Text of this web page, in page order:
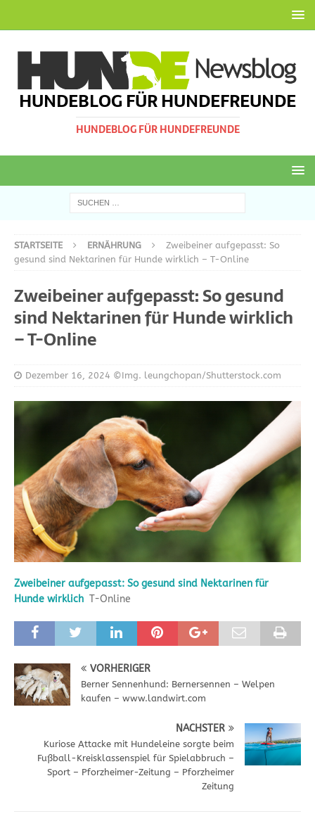
HUNDEBLOG FÜR HUNDEFREUNDE
HUNDEBLOG FÜR HUNDEFREUNDE
STARTSEITE ERNÄHRUNG
Zweibeiner aufgepasst: So
gesund sind Nektarinen für Hunde wirklich – T-Online
Zweibeiner aufgepasst: So gesund
sind Nektarinen für Hunde wirklich
– T-Online
Dezember 16, 2024 ©Img. leungchopan/Shutterstock.com
Zweibeiner aufgepasst: So gesund sind Nektarinen für
Hunde wirklich T-Online
VORHERIGER
Berner Sennenhund: Bernersennen – Welpen
kaufen – www.landwirt.com
NÄCHSTER
Kuriose Attacke mit Hundeleine sorgte beim
Fußball-Kreisklassenspiel für Spielabbruch –
Sport – Pforzheimer-Zeitung – Pforzheimer
Zeitung